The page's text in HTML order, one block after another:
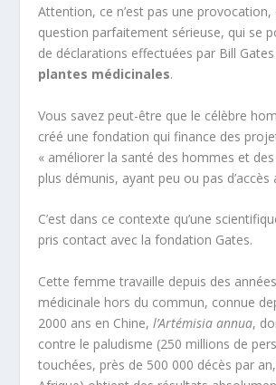
Attention, ce n’est pas une provocation,
question parfaitement sérieuse, qui se
de déclarations effectuées par Bill
plantes médicinales.
Vous savez peut-être que le célèbre
créé une fondation qui finance des
« améliorer la santé des hommes et
plus démunis, ayant peu ou pas d’accès
C’est dans ce contexte qu’une
pris contact avec la fondation Gates.
Cette femme travaille depuis des
médicinale hors du commun, connue
2000 ans en Chine,l’Artémisia annua,
contre le paludisme (250 millions de
touchées, près de 500 000 décès par